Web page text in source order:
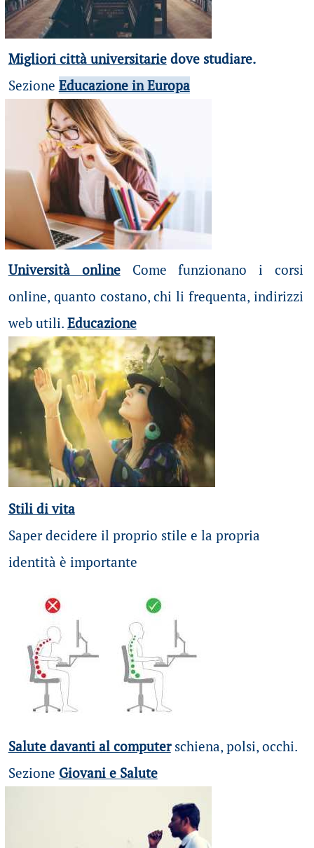
Migliori città universitariedove studiare.
Sezione Educazione in Europa
Università online
Come funzionano i corsi
online, quanto costano, chi li frequenta, indirizzi
web utili. Educazione
Stili di vita
Saper decidere il proprio stile e la propria
identità è importante
Salute davanti al computerschiena, polsi, occhi.
Sezione Giovani e Salute